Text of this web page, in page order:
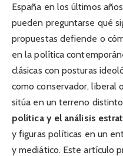
España en los últimos
pueden preguntarse qué
propuestas defiende o
en la política
clásicas con posturas
como conservador, liberal
sitúa en un terreno
política y el análisis
y figuras políticas en un
y mediático. Este artículo